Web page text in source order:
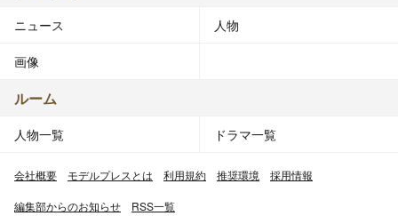
ニュース 人物
画像
ルーム
人物一覧 ドラマ一覧
会社概要 モデルプレスとは 利用規約 推奨環境 採用情報
編集部からのお知らせ RSS一覧